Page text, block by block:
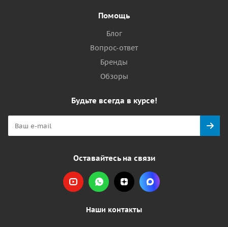
Помощь
Блог
Вопрос-ответ
Бренды
Обзоры
Будьте всегда в курсе!
Оставайтесь на связи
Наши контакты